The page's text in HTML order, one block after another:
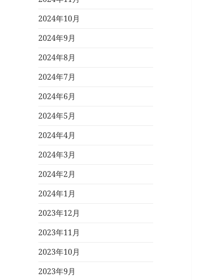
2024年10月
2024年9月
2024年8月
2024年7月
2024年6月
2024年5月
2024年4月
2024年3月
2024年2月
2024年1月
2023年12月
2023年11月
2023年10月
2023年9月